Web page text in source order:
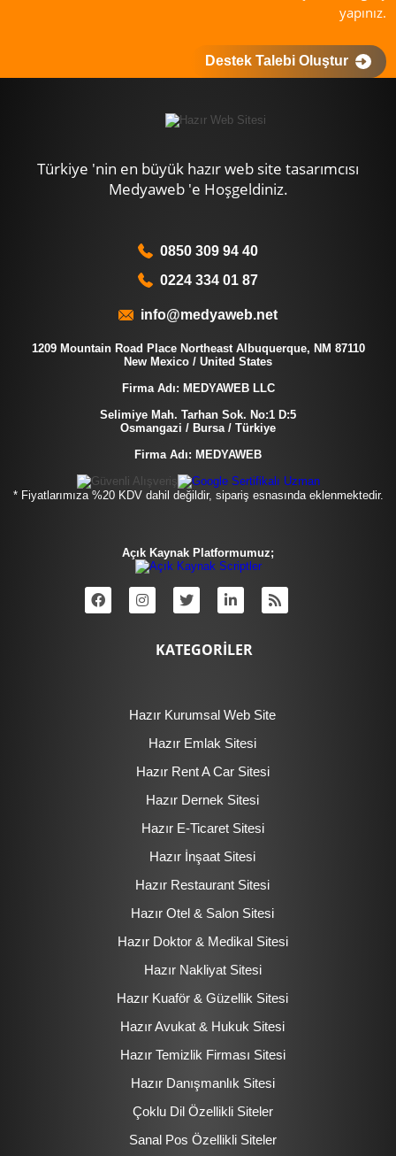
yapınız.
Destek Talebi Oluştur
Türkiye 'nin en büyük hazır web site tasarımcısı
Medyaweb 'e Hoşgeldiniz.
0850 309 94 40
0224 334 01 87
info@medyaweb.net
1209 Mountain Road Place Northeast Albuquerque, NM 87110
New Mexico / United States
Firma Adı: MEDYAWEB LLC
Selimiye Mah. Tarhan Sok. No:1 D:5
Osmangazi / Bursa / Türkiye
Firma Adı: MEDYAWEB
* Fiyatlarımıza %20 KDV dahil değildir, sipariş esnasında eklenmektedir.
Açık Kaynak Platformumuz;
KATEGORİLER
Hazır Kurumsal Web Site
Hazır Emlak Sitesi
Hazır Rent A Car Sitesi
Hazır Dernek Sitesi
Hazır E-Ticaret Sitesi
Hazır İnşaat Sitesi
Hazır Restaurant Sitesi
Hazır Otel & Salon Sitesi
Hazır Doktor & Medikal Sitesi
Hazır Nakliyat Sitesi
Hazır Kuaför & Güzellik Sitesi
Hazır Avukat & Hukuk Sitesi
Hazır Temizlik Firması Sitesi
Hazır Danışmanlık Sitesi
Çoklu Dil Özellikli Siteler
Sanal Pos Özellikli Siteler